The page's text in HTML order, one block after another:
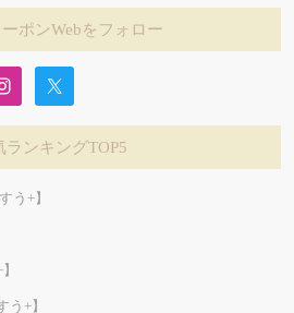
ポンWebをフォロー
ランキングTOP5
う+】
+】